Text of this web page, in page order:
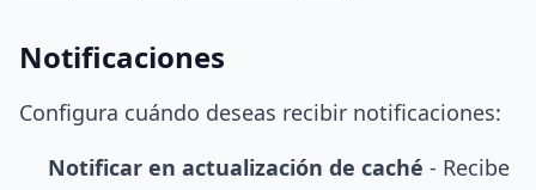
Notificaciones
Configura cuándo deseas recibir notificaciones:
Notificar en actualización de caché - Recibe